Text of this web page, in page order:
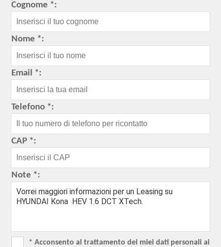
Cognome *:
Nome *:
Email *:
Telefono *:
CAP *:
Note *:
* Acconsento al trattamento dei miei dati personali ai